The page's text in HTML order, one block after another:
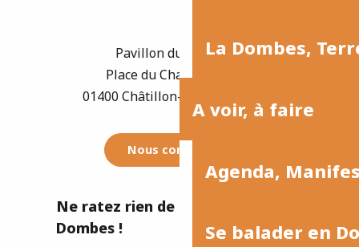
La Dombes,
A voir, à faire
Agenda,
Se balader en
Pavillon du Tourisme
Place du Champ de Foire
01400 Châtillon-sur-Chalaronne
Nous contacter
Ne ratez rien de l'actualité de la
Dombes !